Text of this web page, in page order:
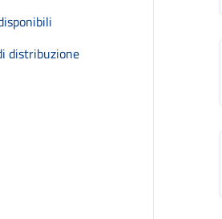
distribuzione